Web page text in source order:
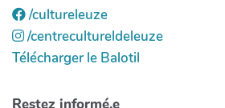
/cultureleuze
/centrecultureldeleuze
Télécharger le Balotil
Restez informé.e